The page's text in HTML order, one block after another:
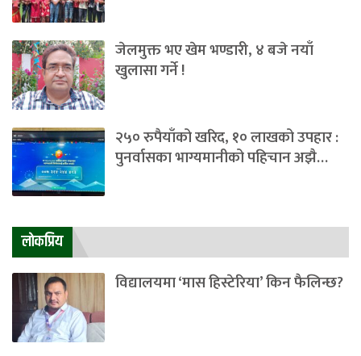
जेलमुक्त भए खेम भण्डारी, ४ बजे नयाँ
खुलासा गर्ने !
२५० रुपैयाँको खरिद, १० लाखको उपहार :
पुनर्वासका भाग्यमानीको पहिचान अझै…
लाेकप्रिय
विद्यालयमा ‘मास हिस्टेरिया’ किन फैलिन्छ?